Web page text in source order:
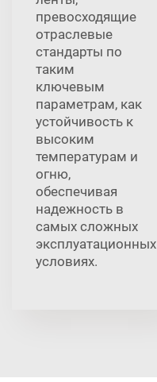
превосходящие
отраслевые
стандарты по
таким
ключевым
параметрам, как
устойчивость к
высоким
температурам и
огню,
обеспечивая
надежность в
самых сложных
эксплуатационных
условиях.